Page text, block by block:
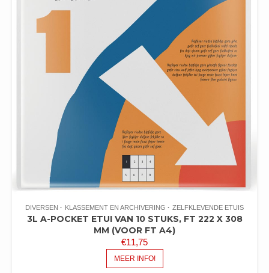
DIVERSEN KLASSEMENT EN ARCHIVERING ZELFKLEVENDE ETUIS
3L A-POCKET ETUI VAN 10 STUKS, FT 222 X 308
MM (VOOR FT A4)
€11,75
MEER INFO!